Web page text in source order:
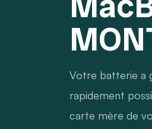
Votre batterie a
rapidement
carte mère de